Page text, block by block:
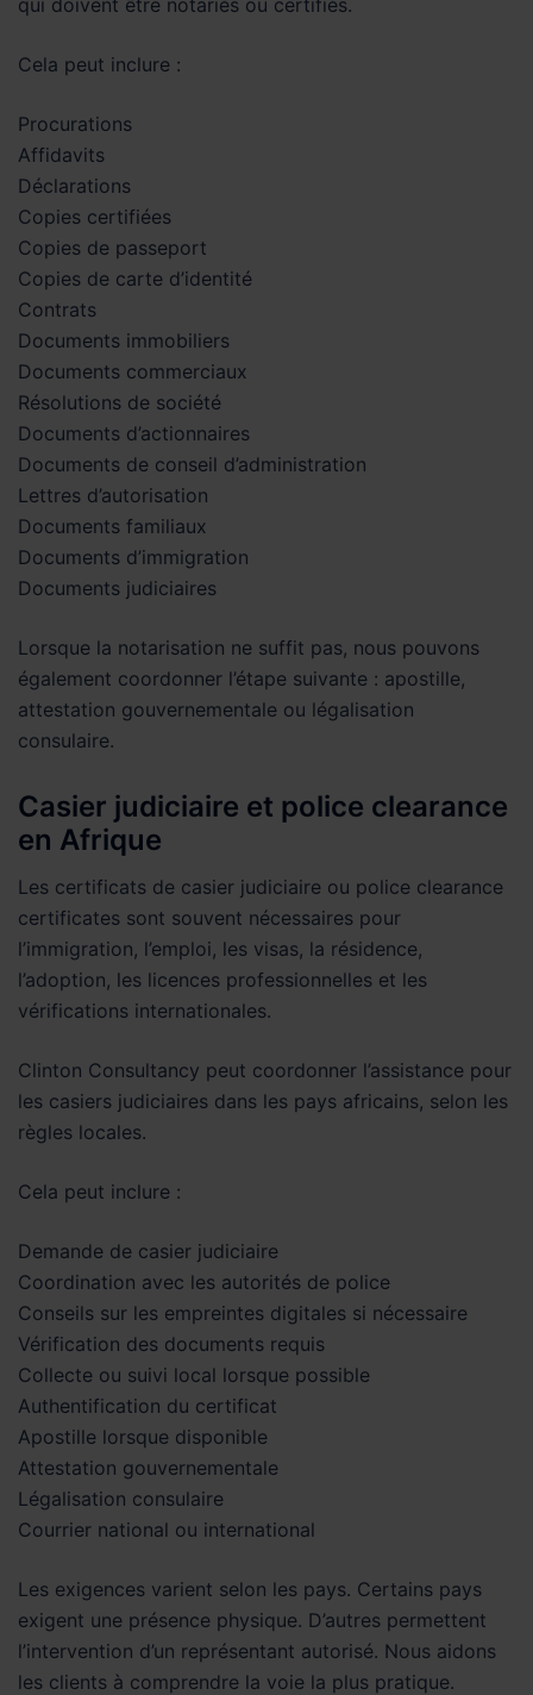
qui doivent être notariés ou certifiés.
Cela peut inclure :
Procurations
Affidavits
Déclarations
Copies certifiées
Copies de passeport
Copies de carte d’identité
Contrats
Documents immobiliers
Documents commerciaux
Résolutions de société
Documents d’actionnaires
Documents de conseil d’administration
Lettres d’autorisation
Documents familiaux
Documents d’immigration
Documents judiciaires
Lorsque la notarisation ne suffit pas, nous pouvons
également coordonner l’étape suivante : apostille,
attestation gouvernementale ou légalisation
consulaire.
Casier judiciaire et police clearance
en Afrique
Les certificats de casier judiciaire ou police clearance
certificates sont souvent nécessaires pour
l’immigration, l’emploi, les visas, la résidence,
l’adoption, les licences professionnelles et les
vérifications internationales.
Clinton Consultancy peut coordonner l’assistance pour
les casiers judiciaires dans les pays africains, selon les
règles locales.
Cela peut inclure :
Demande de casier judiciaire
Coordination avec les autorités de police
Conseils sur les empreintes digitales si nécessaire
Vérification des documents requis
Collecte ou suivi local lorsque possible
Authentification du certificat
Apostille lorsque disponible
Attestation gouvernementale
Légalisation consulaire
Courrier national ou international
Les exigences varient selon les pays. Certains pays
exigent une présence physique. D’autres permettent
l’intervention d’un représentant autorisé. Nous aidons
les clients à comprendre la voie la plus pratique.